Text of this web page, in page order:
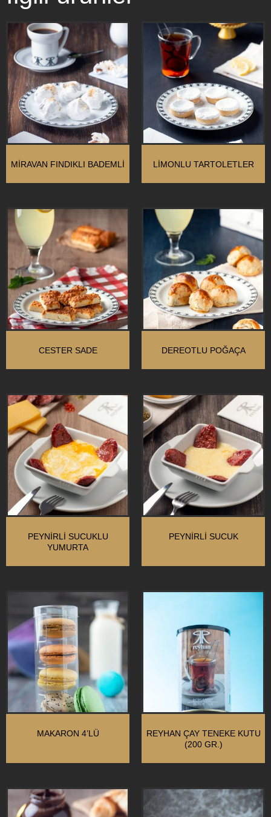
MIRAVAN FINDIKLI BADEMLI LIMONLU TARTOLETLER
CESTER SADE DEREOTLU POĞAÇA
PEYNIRLI SUCUKLU
YUMURTA
PEYNIRLI SUCUK
MAKARON 4’LÜ
REYHAN ÇAY TENEKE KUTU
(200 GR.)